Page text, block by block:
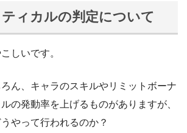
ィカルの判定について
しいです。
ん、キャラのスキルやリミットボーナ
の発動率を上げるものがありますが、
やって行われるのか？